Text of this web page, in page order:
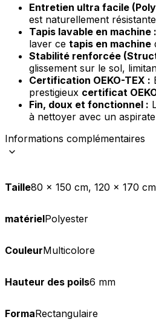
Entretien ultra facile
est naturellement
Tapis lavable en machine :
laver ce tapis en machine
Stabilité renforcée
glissement sur le sol,
Certification OEKO-TEX :
prestigieux certificat
Fin, doux et fonctionnel :
à nettoyer avec un
Informations complémentaires
Taille80 x 150 cm, 120 x 170
matérielPolyester
CouleurMulticolore
Hauteur des poils6 mm
FormaRectangulaire